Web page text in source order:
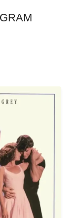
atrás era...